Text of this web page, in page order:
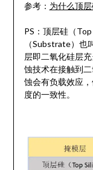
参考： 为什么顶
PS：顶层硅（
（Substrate）也
层即二氧化硅层
蚀技术在接触到
蚀会有负载效应
度的一致性。